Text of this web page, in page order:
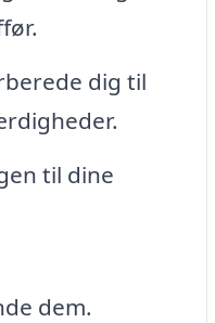
dig til
til dine
dem.